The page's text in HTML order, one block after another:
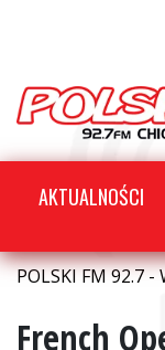
AKTUALNOŚCI
POLSKI FM 92.7 -
French